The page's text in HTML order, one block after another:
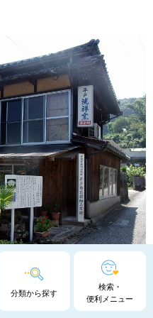
分類から探す
検索・
便利メニュー
：令和4年6月28日登